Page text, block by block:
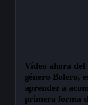
Vídeo ahora
género Bolero,
aprender a
primera forma